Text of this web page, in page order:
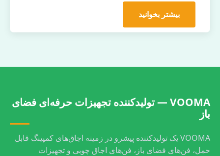
بیشتر بخوانید
VOOMA — تولیدکننده تجهیزات حرفه‌ای فضای
باز
VOOMA یک تولیدکننده پیشرو در زمینه اجاق‌های کمپینگ قابل
حمل، فن‌های فضای باز، فن‌های اجاق چوبی و تجهیزات